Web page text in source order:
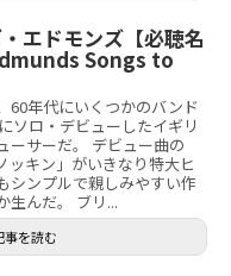
エドモンズ【必聴名
Songs to
60年代にいくつかのバンド
ソロ・デビューしたイギリ
ーサーだ。 デビュー曲の
ッキン」がいきなり特大ヒ
シンプルで親しみやすい作
生んだ。 ブリ...
事を読む